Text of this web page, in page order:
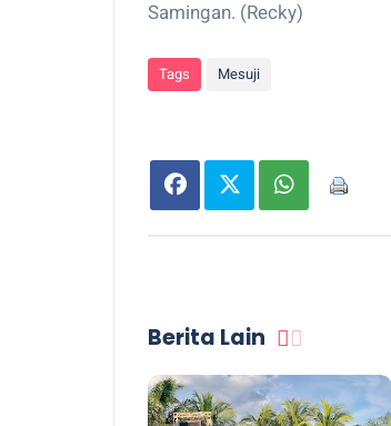
Samingan. (Recky)
Tags Mesuji
Berita Lain